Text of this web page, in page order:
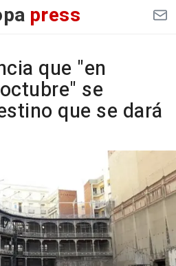
press
que "en
se
que se dará